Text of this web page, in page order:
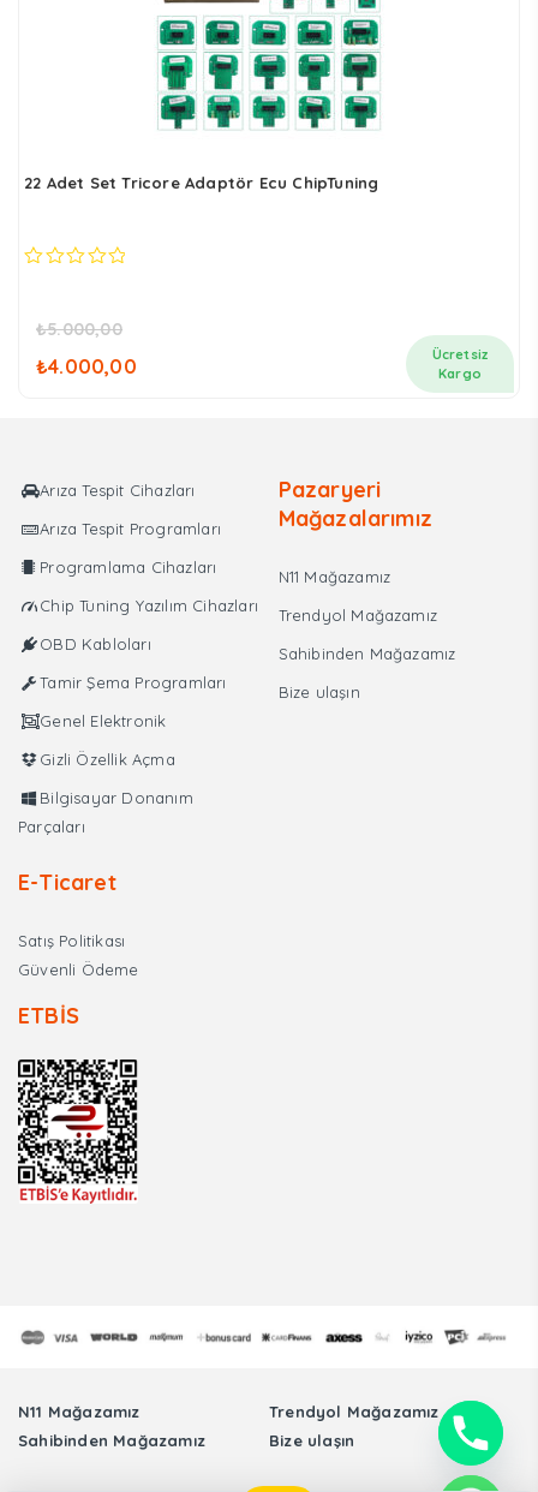
22 Adet Set Tricore Adaptör Ecu ChipTuning
₺5.000,00
Orijinal
fiyat:
₺4.000,00Şu
andaki
Ücretsiz
Kargo
Arıza Tespit Cihazları
Arıza Tespit Programları
Programlama Cihazları
Chip Tuning Yazılım Cihazları
OBD Kabloları
Tamir Şema Programları
Genel Elektronik
Gizli Özellik Açma
Bilgisayar Donanım
Parçaları
Pazaryeri
Mağazalarımız
N11 Mağazamız
Trendyol Mağazamız
Sahibinden Mağazamız
Bize ulaşın
E-Ticaret
Satış Politikası
Güvenli Ödeme
ETBİS
N11 Mağazamız
Trendyol Mağazamız
Sahibinden Mağazamız
Bize ulaşın